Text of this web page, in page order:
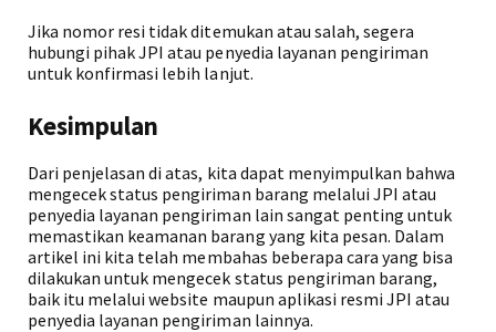
Jika nomor resi tidak ditemukan atau salah, segera
hubungi pihak JPI atau penyedia layanan pengiriman
untuk konfirmasi lebih lanjut.
Kesimpulan
Dari penjelasan di atas, kita dapat menyimpulkan bahwa
mengecek status pengiriman barang melalui JPI atau
penyedia layanan pengiriman lain sangat penting untuk
memastikan keamanan barang yang kita pesan. Dalam
artikel ini kita telah membahas beberapa cara yang bisa
dilakukan untuk mengecek status pengiriman barang,
baik itu melalui website maupun aplikasi resmi JPI atau
penyedia layanan pengiriman lainnya.